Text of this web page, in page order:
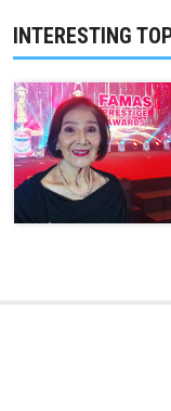
INTERESTING